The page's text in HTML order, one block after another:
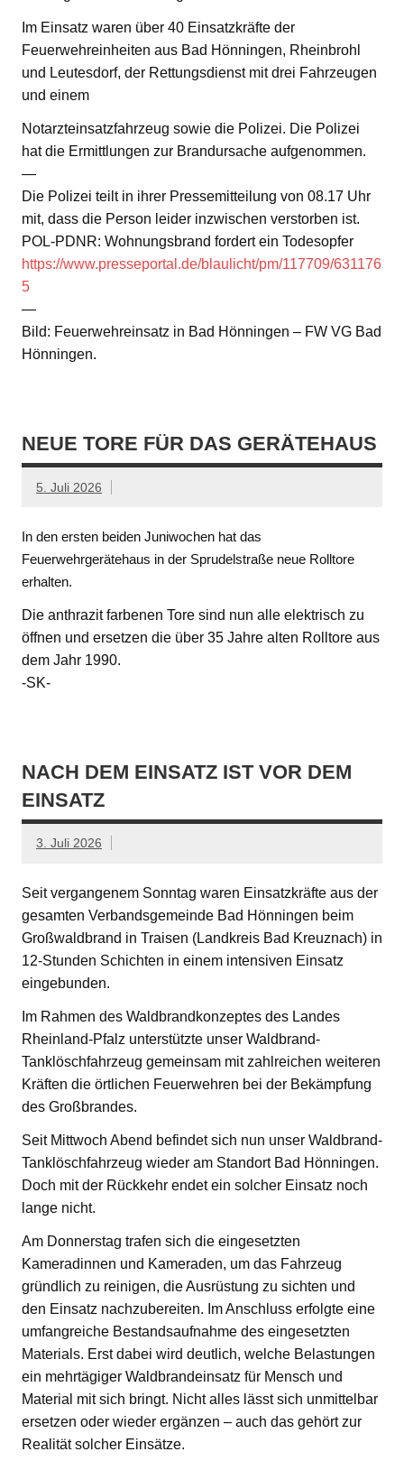
Im Einsatz waren über 40 Einsatzkräfte der
Feuerwehreinheiten aus Bad Hönningen, Rheinbrohl
und Leutesdorf, der Rettungsdienst mit drei Fahrzeugen
und einem
Notarzteinsatzfahrzeug sowie die Polizei. Die Polizei
hat die Ermittlungen zur Brandursache aufgenommen.
—
Die Polizei teilt in ihrer Pressemitteilung von 08.17 Uhr
mit, dass die Person leider inzwischen verstorben ist.
POL-PDNR: Wohnungsbrand fordert ein Todesopfer
https://www.presseportal.de/blaulicht/pm/117709/631176
5
—
Bild: Feuerwehreinsatz in Bad Hönningen – FW VG Bad
Hönningen.
NEUE TORE FÜR DAS GERÄTEHAUS
5. Juli 2026
In den ersten beiden Juniwochen hat das
Feuerwehrgerätehaus in der Sprudelstraße neue Rolltore
erhalten.
Die anthrazit farbenen Tore sind nun alle elektrisch zu
öffnen und ersetzen die über 35 Jahre alten Rolltore aus
dem Jahr 1990.
-SK-
NACH DEM EINSATZ IST VOR DEM
EINSATZ
3. Juli 2026
Seit vergangenem Sonntag waren Einsatzkräfte aus der
gesamten Verbandsgemeinde Bad Hönningen beim
Großwaldbrand in Traisen (Landkreis Bad Kreuznach) in
12-Stunden Schichten in einem intensiven Einsatz
eingebunden.
Im Rahmen des Waldbrandkonzeptes des Landes
Rheinland-Pfalz unterstützte unser Waldbrand-
Tanklöschfahrzeug gemeinsam mit zahlreichen weiteren
Kräften die örtlichen Feuerwehren bei der Bekämpfung
des Großbrandes.
Seit Mittwoch Abend befindet sich nun unser Waldbrand-
Tanklöschfahrzeug wieder am Standort Bad Hönningen.
Doch mit der Rückkehr endet ein solcher Einsatz noch
lange nicht.
Am Donnerstag trafen sich die eingesetzten
Kameradinnen und Kameraden, um das Fahrzeug
gründlich zu reinigen, die Ausrüstung zu sichten und
den Einsatz nachzubereiten. Im Anschluss erfolgte eine
umfangreiche Bestandsaufnahme des eingesetzten
Materials. Erst dabei wird deutlich, welche Belastungen
ein mehrtägiger Waldbrandeinsatz für Mensch und
Material mit sich bringt. Nicht alles lässt sich unmittelbar
ersetzen oder wieder ergänzen – auch das gehört zur
Realität solcher Einsätze.